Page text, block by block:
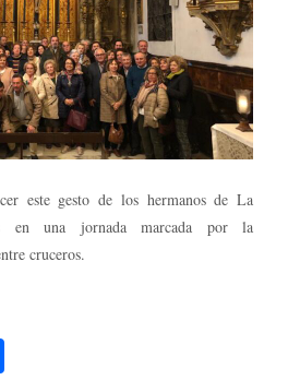
este gesto de los hermanos de La
en una jornada marcada por la
cruceros.